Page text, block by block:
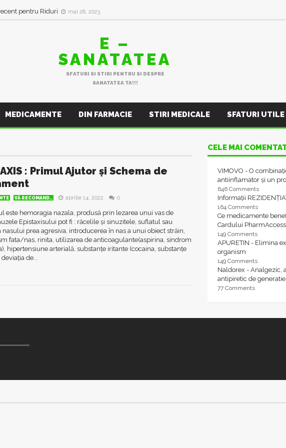
pentru Riduri mai 28, 2023
E –
SANATATEA
SFATURI SI STIRI PENTRU SI DESPRE
SANATATEA TA!!!
MEDICAMENTE DIN FARMACIE STIRI MEDICALE SFATURI UTILE
: Primul Ajutor și Schema de
VĂ RECOMAND.. aprilie 14, 2022 0
este hemoragia nazala, produsă prin lezarea unui vas de
Epistaxisului pot fi : răcelile și sinuzitele, suflatul sau
nasului prea agresiva, introducerea în nas a unui obiect străin,
fata/nas, rinita, utilizarea de anticoagulante(aspirina, sindrom
hipertensiune arterială, substanțe iritante (cocaina, substanțe
de...
CELE MAI
VIMOVO - O
antiinflamator și un
646 Comments
Informații
164 Comments
Ce medicamente
Cardului
149 Comments
APURETIN - Elimina
organism
149 Comments
Naldorex - Analgezic,
antipiretic de
77 Comments